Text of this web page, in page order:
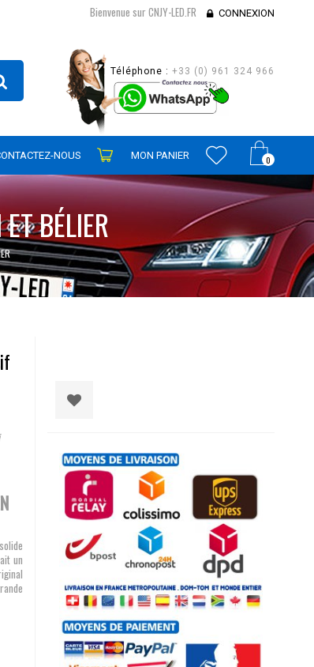
Bienvenue sur CNJY-LED.FR CONNEXION
Téléphone : +33 (0) 961 324 966
0
NOUS MON PANIER
BÉLIER
un